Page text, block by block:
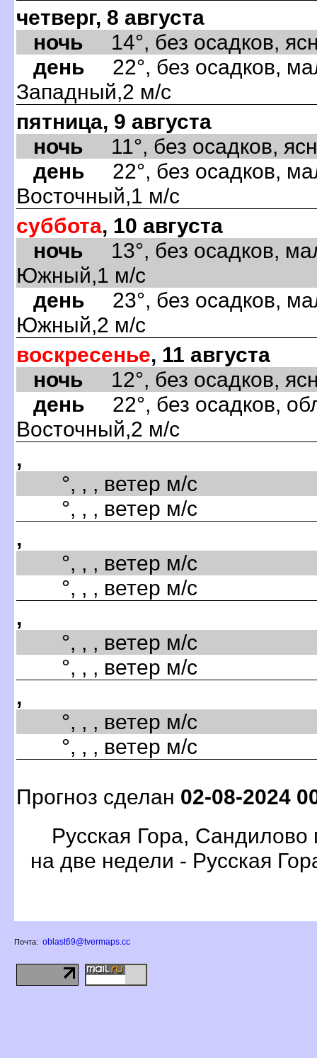
четверг, 8 августа
ночь 14°, без осадков,
день 22°, без осадков,
Западный,2 м/с
пятница, 9 августа
ночь 11°, без осадков,
день 22°, без осадков,
Восточный,1 м/с
суббота, 10 августа
ночь 13°, без осадков,
Южный,1 м/с
день 23°, без осадков,
Южный,2 м/с
воскресенье, 11 августа
ночь 12°, без осадков,
день 22°, без осадков,
Восточный,2 м/с
,
°, , , ветер м/с
°, , , ветер м/с
,
°, , , ветер м/с
°, , , ветер м/с
,
°, , , ветер м/с
°, , , ветер м/с
,
°, , , ветер м/с
°, , , ветер м/с
Прогноз сделан 02-08-2024
Русская Гора, Сандилово
на две недели - Русская
Почта: oblast69@tvermaps.cc